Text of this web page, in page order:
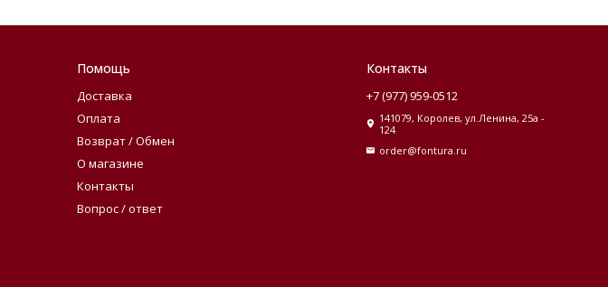
Помощь
Доставка
Оплата
Возврат / Обмен
О магазине
Контакты
Вопрос / ответ
Контакты
+7 (977) 959-0512
141079, Королев, ул.Ленина, 25а -
124
order@fontura.ru